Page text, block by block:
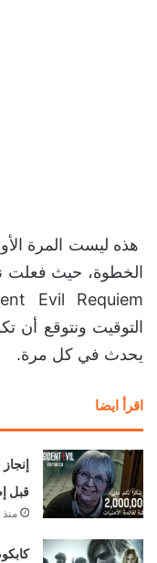
هذه ليست المرة
الخطوة، حيث فعلت
التوقيت ونتوقع أن
يحدث في كل مرة.
اقرأ ايضا
قبل
منذ 6 أيام